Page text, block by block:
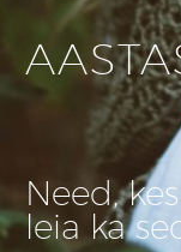
Need,
leia ka